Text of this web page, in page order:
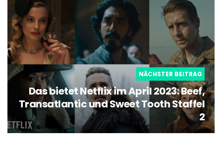
NÄCHSTER BEITRAG
Das bietet Netflix im April 2023: Beef,
Transatlantic und Sweet Tooth Staffel
2